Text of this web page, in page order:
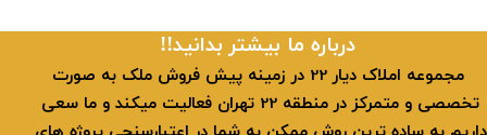
​​درباره ما بیشتر بدانید!!
​ مجموعه املاک دیار 22 در زمینه پیش فروش ملک به صورت
تخصصی و متمرکز در منطقه 22 تهران فعالیت میکند و ما سعی